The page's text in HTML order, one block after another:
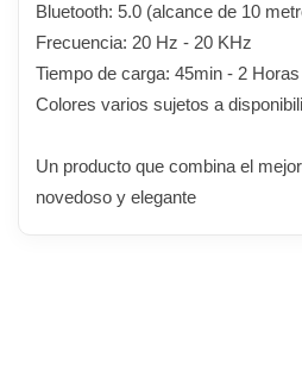
Bluetooth: 5.0 (alcance de 10
Frecuencia: 20 Hz - 20 KHz
Tiempo de carga: 45min - 2 Horas
Colores varios sujetos a
Un producto que combina el
novedoso y elegante